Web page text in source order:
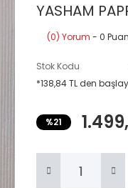
YASHAM
(0) Yorum - 0 Puan
Stok Kodu
*138,84 TL den
%21